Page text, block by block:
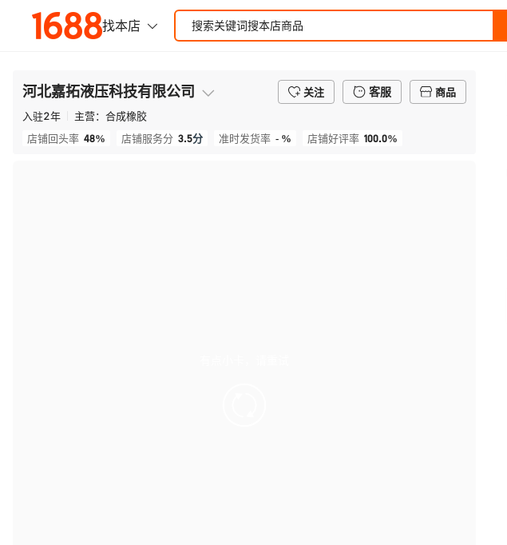
河北嘉拓液压科技有限公司 关注 客服
商品
入驻2年 主营： 合成橡胶
店铺回头率 48% 店铺服务分 3.5分 准时发货率 - % 店铺好评率 100.0%